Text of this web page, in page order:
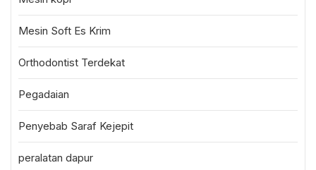
Mesin Soft Es Krim
Orthodontist Terdekat
Pegadaian
Penyebab Saraf Kejepit
peralatan dapur